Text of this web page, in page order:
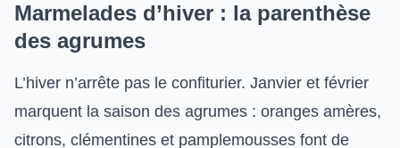
Marmelades d’hiver : la parenthèse
des agrumes
L’hiver n’arrête pas le confiturier. Janvier et février
marquent la saison des agrumes : oranges amères,
citrons, clémentines et pamplemousses font de